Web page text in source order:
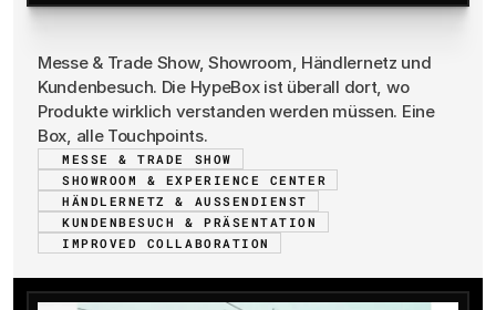
Messe & Trade Show, Showroom, Händlernetz und
Kundenbesuch. Die HypeBox ist überall dort, wo
Produkte wirklich verstanden werden müssen. Eine
Box, alle Touchpoints.
MESSE & TRADE SHOW
SHOWROOM & EXPERIENCE CENTER
HÄNDLERNETZ & AUSSENDIENST
KUNDENBESUCH & PRÄSENTATION
IMPROVED COLLABORATION